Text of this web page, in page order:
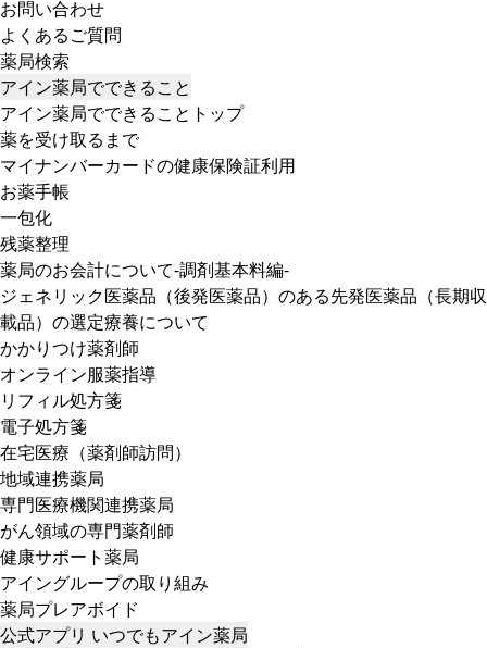
お問い合わせ
よくあるご質問
薬局検索
アイン薬局でできること
アイン薬局でできることトップ
薬を受け取るまで
マイナンバーカードの健康保険証利用
お薬手帳
一包化
残薬整理
薬局のお会計について-調剤基本料編-
ジェネリック医薬品（後発医薬品）のある先発医薬品（長期収
載品）の選定療養について
かかりつけ薬剤師
オンライン服薬指導
リフィル処方箋
電子処方箋
在宅医療（薬剤師訪問）
地域連携薬局
専門医療機関連携薬局
がん領域の専門薬剤師
健康サポート薬局
アイングループの取り組み
薬局プレアボイド
公式アプリ いつでもアイン薬局